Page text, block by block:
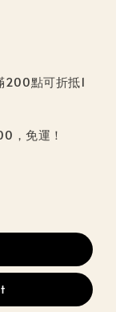
200點可折抵1
，免運！